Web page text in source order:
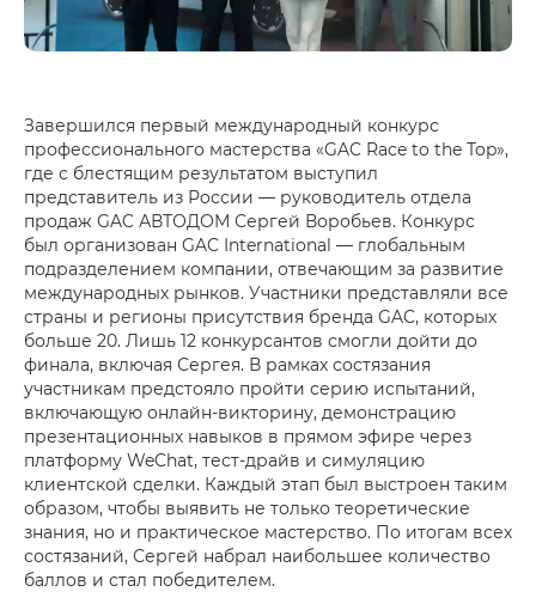
Завершился первый международный конкурс
профессионального мастерства «GAC Race to the Top»,
где с блестящим результатом выступил
представитель из России — руководитель отдела
продаж GAC АВТОДОМ Сергей Воробьев. Конкурс
был организован GAC International — глобальным
подразделением компании, отвечающим за развитие
международных рынков. Участники представляли все
страны и регионы присутствия бренда GAC, которых
больше 20. Лишь 12 конкурсантов смогли дойти до
финала, включая Сергея. В рамках состязания
участникам предстояло пройти серию испытаний,
включающую онлайн-викторину, демонстрацию
презентационных навыков в прямом эфире через
платформу WeChat, тест-драйв и симуляцию
клиентской сделки. Каждый этап был выстроен таким
образом, чтобы выявить не только теоретические
знания, но и практическое мастерство. По итогам всех
состязаний, Сергей набрал наибольшее количество
баллов и стал победителем.